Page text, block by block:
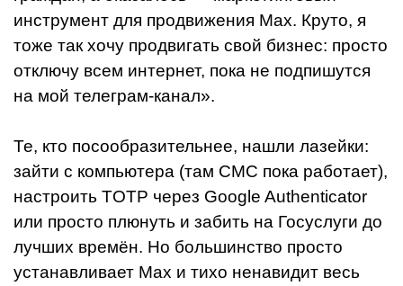
инструмент для продвижения Max. Круто, я
тоже так хочу продвигать свой бизнес: просто
отключу всем интернет, пока не подпишутся
на мой телеграм-канал».
Те, кто посообразительнее, нашли лазейки:
зайти с компьютера (там СМС пока работает),
настроить TOTP через Google Authenticator
или просто плюнуть и забить на Госуслуги до
лучших времён. Но большинство просто
устанавливает Max и тихо ненавидит весь